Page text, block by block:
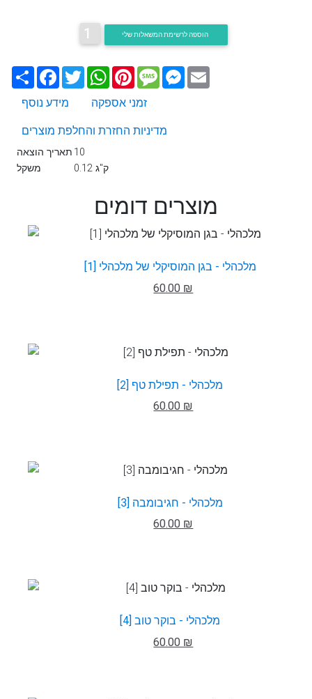
1
שתף Facebook
TwitterWhatsApp
PinterestMessageMessenger
מידע נוסף
זמני אספקה
מדיניות החזרת והחלפת מוצרים
תאריך הוצאה 10
משקל
0.12 ק"ג
מוצרים דומים
מלכהלי - בגן המוסיקלי של מלכהלי [1]
60.00 ₪
מלכהלי - תפילת טף [2]
60.00 ₪
מלכהלי - חגיבומבה [3]
60.00 ₪
מלכהלי - בוקר טוב [4]
60.00 ₪